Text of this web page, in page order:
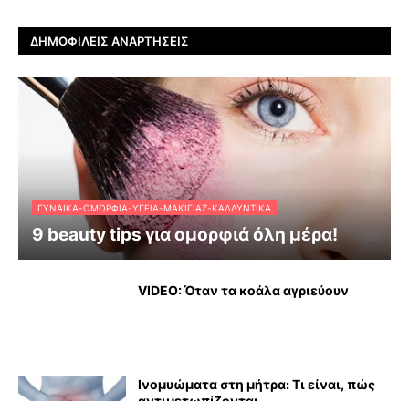
ΔΗΜΟΦΙΛΕΊΣ ΑΝΑΡΤΉΣΕΙΣ
ΓΥΝΑΊΚΑ-ΟΜΟΡΦΙΆ-ΥΓΕΊΑ-ΜΑΚΙΓΙΆΖ-ΚΑΛΛΥΝΤΙΚΆ
9 beauty tips για ομορφιά όλη μέρα!
VIDEO: Όταν τα κοάλα αγριεύουν
Ινομυώματα στη μήτρα: Τι είναι, πώς